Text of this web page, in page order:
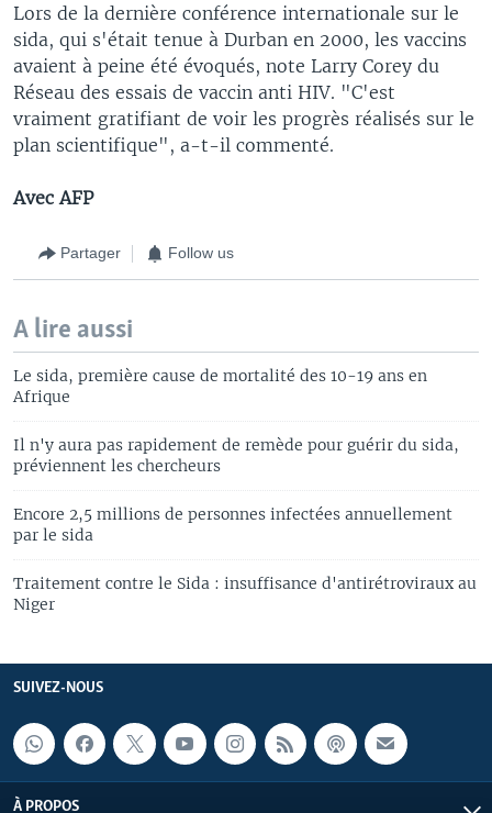
Lors de la dernière conférence internationale sur le
sida, qui s'était tenue à Durban en 2000, les vaccins
avaient à peine été évoqués, note Larry Corey du
Réseau des essais de vaccin anti HIV. "C'est
vraiment gratifiant de voir les progrès réalisés sur le
plan scientifique", a-t-il commenté.
Avec AFP
Partager Follow us
A lire aussi
Le sida, première cause de mortalité des 10-19 ans en
Afrique
Il n'y aura pas rapidement de remède pour guérir du sida,
préviennent les chercheurs
Encore 2,5 millions de personnes infectées annuellement
par le sida
Traitement contre le Sida : insuffisance d'antirétroviraux au
Niger
SUIVEZ-NOUS
À PROPOS